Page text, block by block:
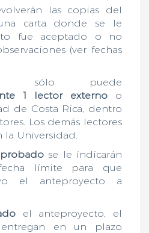
las copias del
carta donde se le
fue aceptado o no
(ver fechas
sólo puede
1 lector externo o
de Costa Rica, dentro
Los demás lectores
la Universidad.
se le indicarán
límite para que
el anteproyecto a
el anteproyecto, el
en un plazo